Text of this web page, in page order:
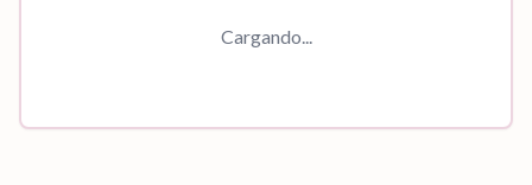
Cargando...